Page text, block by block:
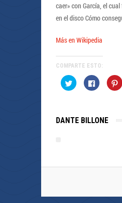
caer» con García, el
en el disco Cómo
Más en Wikipedia
COMPARTE ESTO:
Haz
clic
(Se
abre
Haz
clic
(Se
abre
DANTE BILLONE